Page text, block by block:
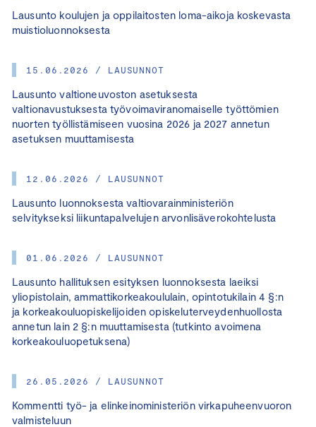
Lausunto koulujen ja oppilaitosten loma-aikoja koskevasta
muistioluonnoksesta
15.06.2026 / LAUSUNNOT
Lausunto valtioneuvoston asetuksesta
valtionavustuksesta työvoimaviranomaiselle työttömien
nuorten työllistämiseen vuosina 2026 ja 2027 annetun
asetuksen muuttamisesta
12.06.2026 / LAUSUNNOT
Lausunto luonnoksesta valtiovarainministeriön
selvitykseksi liikuntapalvelujen arvonlisäverokohtelusta
01.06.2026 / LAUSUNNOT
Lausunto hallituksen esityksen luonnoksesta laeiksi
yliopistolain, ammattikorkeakoululain, opintotukilain 4 §:n
ja korkeakouluopiskelijoiden opiskeluterveydenhuollosta
annetun lain 2 §:n muuttamisesta (tutkinto avoimena
korkeakouluopetuksena)
26.05.2026 / LAUSUNNOT
Kommentti työ- ja elinkeinoministeriön virkapuheenvuoron
valmisteluun